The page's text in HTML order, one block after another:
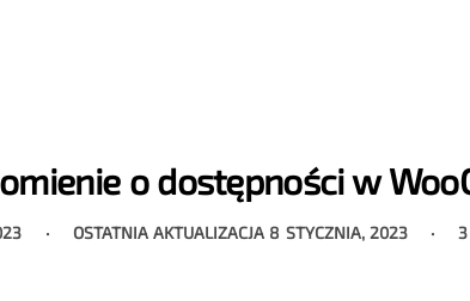
o dostępności w
OSTATNIA AKTUALIZACJA 8 STYCZNIA, 2023